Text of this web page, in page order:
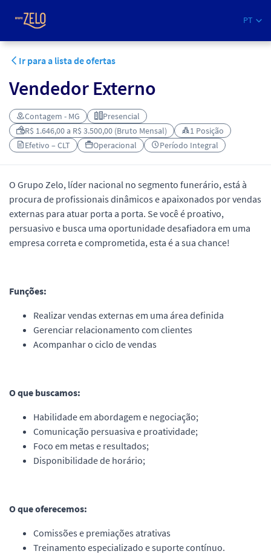
PT
Ir para a lista de ofertas
Vendedor Externo
Contagem - MG
Presencial
R$ 1.646,00 a R$ 3.500,00 (Bruto Mensal)
1 Posição
Efetivo – CLT
Operacional Período Integral
O Grupo Zelo, líder nacional no segmento funerário, está à
procura de profissionais dinâmicos e apaixonados por vendas
externas para atuar porta a porta. Se você é proativo,
persuasivo e busca uma oportunidade desafiadora em uma
empresa correta e comprometida, esta é a sua chance!
Funções:
Realizar vendas externas em uma área definida
Gerenciar relacionamento com clientes
Acompanhar o ciclo de vendas
O que buscamos:
Habilidade em abordagem e negociação;
Comunicação persuasiva e proatividade;
Foco em metas e resultados;
Disponibilidade de horário;
O que oferecemos:
Comissões e premiações atrativas
Treinamento especializado e suporte contínuo.